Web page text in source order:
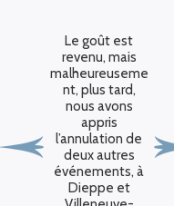
Le goût est
revenu, mais
malheureuseme
nt, plus tard,
nous avons
appris
l’annulation de
deux autres
événements, à
Dieppe et